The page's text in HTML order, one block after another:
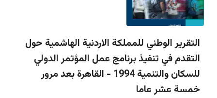
التقرير الوطني للمملكة الاردنية الهاشمية حول
التقدم في تنفيذ برنامج عمل المؤتمر الدولي
للسكان والتنمية 1994 - القاهرة بعد مرور
خمسة عشر عاما